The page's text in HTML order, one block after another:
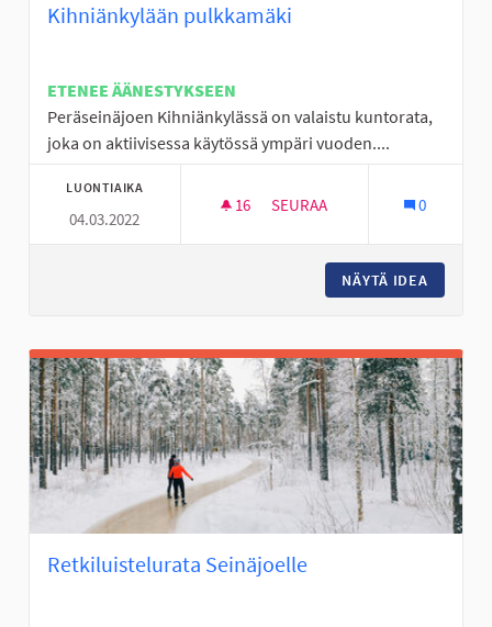
Kihniänkylään pulkkamäki
ETENEE ÄÄNESTYKSEEN
Peräseinäjoen Kihniänkylässä on valaistu kuntorata,
joka on aktiivisessa käytössä ympäri vuoden....
LUONTIAIKA
04.03.2022
16 16 SEURAAJAA
SEURAA 0
NÄYTÄ IDEA
Retkiluistelurata Seinäjoelle